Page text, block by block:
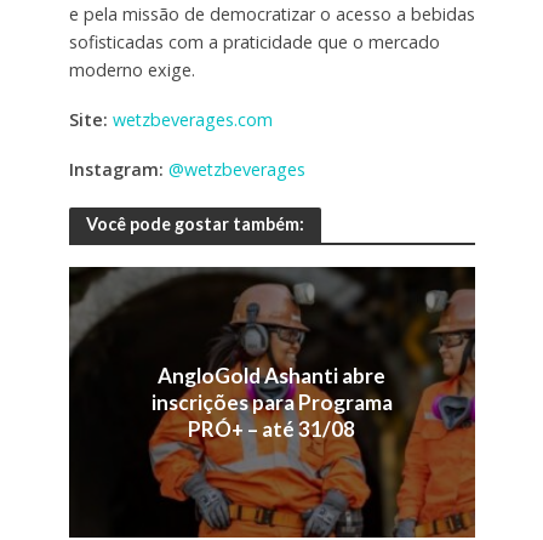
e pela missão de democratizar o acesso a bebidas
sofisticadas com a praticidade que o mercado
moderno exige.
Site: wetzbeverages.com
Instagram: @wetzbeverages
Você pode gostar também:
AngloGold Ashanti abre
inscrições para Programa
PRÓ+ – até 31/08